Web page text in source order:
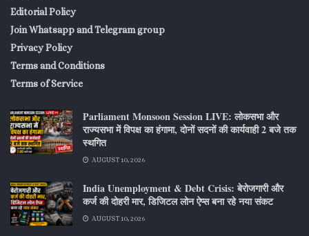
Editorial Policy
Join Whatsapp and Telegram group
Privacy Policy
Terms and Conditions
Terms of Service
Parliament Monsoon Session LIVE: लोकसभा और
राज्यसभा में विपक्ष का हंगामा, दोनों सदनों की कार्यवाही 2 बजे तक
स्थगित
AUGUST 10, 2026
India Unemployment & Debt Crisis: बेरोजगारी और
कर्ज की दोहरी मार, डिजिटल लोन ऐप्स बना रहे नया संकट
AUGUST 10, 2026